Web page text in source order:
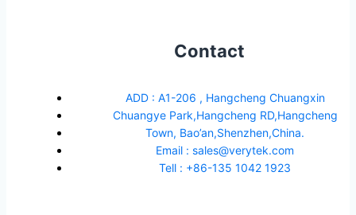
Contact
ADD : A1-206 , Hangcheng Chuangxin
Chuangye Park,Hangcheng RD,Hangcheng
Town, Bao’an,Shenzhen,China.
Email : sales@verytek.com
Tell : +86-135 1042 1923